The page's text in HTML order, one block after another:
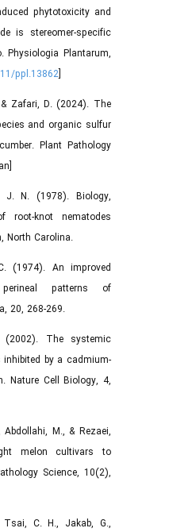
phytotoxicity and
is stereomer-specific
Physiologia Plantarum,
ppl.13862
& Zafari, D. (2024). The
and organic sulfur
Plant Pathology
J. N. (1978). Biology,
root-knot nematodes
North Carolina.
(1974). An improved
patterns of
20, 268-269.
(2002). The systemic
inhibited by a cadmium-
Nature Cell Biology, 4,
Abdollahi, M., & Rezaei,
melon cultivars to
Science, 10(2),
Tsai, C. H., Jakab, G.,